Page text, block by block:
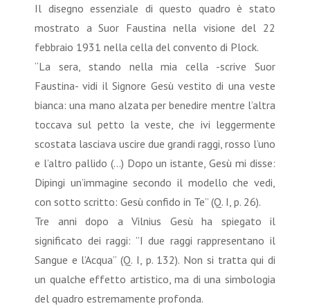
Il disegno essenziale di questo quadro è stato
mostrato a Suor Faustina nella visione del 22
febbraio 1931 nella cella del convento di Plock.
“La sera, stando nella mia cella -scrive Suor
Faustina- vidi il Signore Gesù vestito di una veste
bianca: una mano alzata per benedire mentre l’altra
toccava sul petto la veste, che ivi leggermente
scostata lasciava uscire due grandi raggi, rosso l’uno
e l’altro pallido (...) Dopo un istante, Gesù mi disse:
Dipingi un’immagine secondo il modello che vedi,
con sotto scritto: Gesù confido in Te” (Q. I, p. 26).
Tre anni dopo a Vilnius Gesù ha spiegato il
significato dei raggi: ”I due raggi rappresentano il
Sangue e l’Acqua” (Q. I, p. 132). Non si tratta qui di
un qualche effetto artistico, ma di una simbologia
del quadro estremamente profonda.